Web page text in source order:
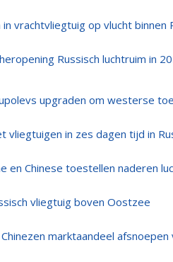
vrachtvliegtuig op vlucht binnen
Russisch luchtruim in
upgraden om westerse
vliegtuigen in zes dagen tijd in
en Chinese toestellen naderen
vliegtuig boven Oostzee
marktaandeel